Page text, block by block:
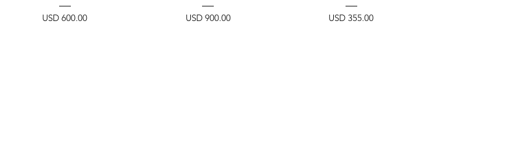
Precio
USD 600.00 Precio
USD 900.00 Precio
USD 355.00